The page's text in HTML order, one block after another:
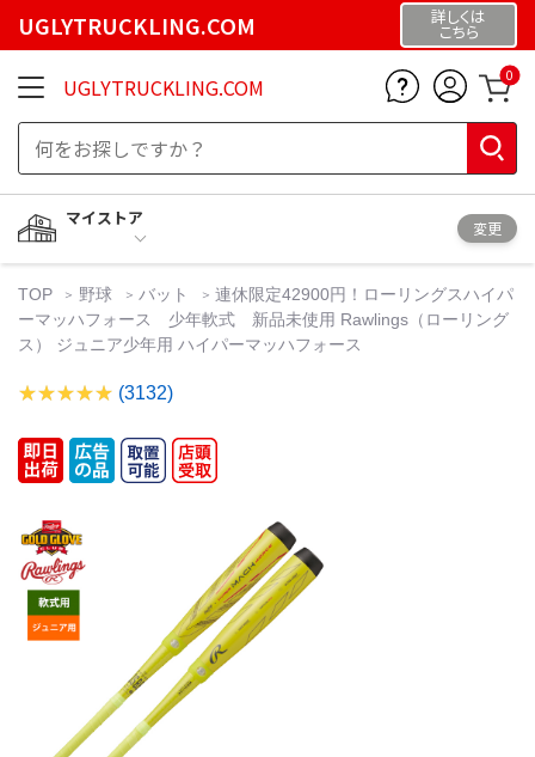
UGLYTRUCKLING.COM 詳しくは
こちら
UGLYTRUCKLING.COM 0
マイストア
変更
TOP 野球 バット
連休限定42900円！ローリングスハイパ
ーマッハフォース 少年軟式 新品未使用 Rawlings（ローリング
ス） ジュニア少年用 ハイパーマッハフォース
(3132)